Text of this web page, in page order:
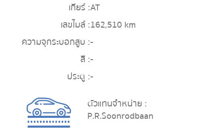
เกียร์ :AT
เลขไมล์ :162,510 km
ความจุกระบอกสูบ :-
สี :-
ประตู :-
ตัวแทนจำหน่าย :
P.R.Soonrodbaan